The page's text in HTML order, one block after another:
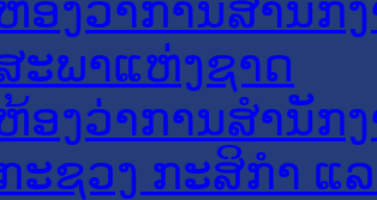
ອງວ່າການສໍານັກ
ະພາແຫ່ງຊາດ
ອງວ່າການສຳນັກ
ະຊວງ ກະສິກຳ ແ